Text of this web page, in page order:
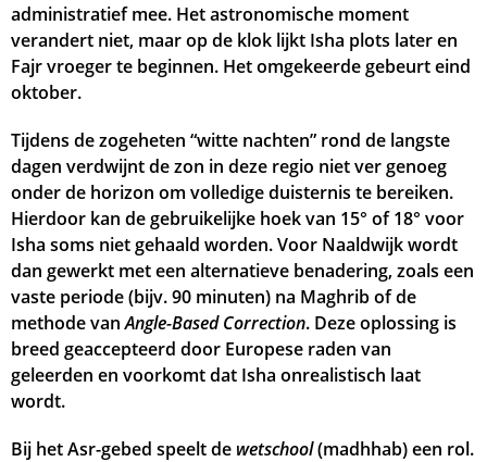
administratief mee. Het astronomische moment
verandert niet, maar op de klok lijkt Isha plots later en
Fajr vroeger te beginnen. Het omgekeerde gebeurt eind
oktober.
Tijdens de zogeheten “witte nachten” rond de langste
dagen verdwijnt de zon in deze regio niet ver genoeg
onder de horizon om volledige duisternis te bereiken.
Hierdoor kan de gebruikelijke hoek van 15° of 18° voor
Isha soms niet gehaald worden. Voor Naaldwijk wordt
dan gewerkt met een alternatieve benadering, zoals een
vaste periode (bijv. 90 minuten) na Maghrib of de
methode vanAngle-Based Correction. Deze oplossing is
breed geaccepteerd door Europese raden van
geleerden en voorkomt dat Isha onrealistisch laat
wordt.
Bij het Asr-gebed speelt de wetschool(madhhab) een rol.